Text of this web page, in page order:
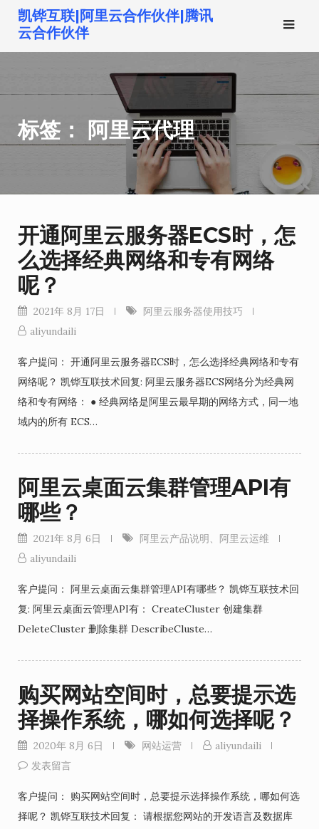
到
凯铧互联|阿里云合作伙伴|腾讯
云合作伙伴
标签： 阿里云代理
开通阿里云服务器ECS时，怎
么选择经典网络和专有网络
呢？
2021年 8月 17日
阿里云服务器使用技巧
aliyundaili
客户提问： 开通阿里云服务器ECS时，怎么选择经典网络和专有
网络呢？ 凯铧互联技术回复: 阿里云服务器ECS网络分为经典网
络和专有网络： ● 经典网络是阿里云最早期的网络方式，同一地
域内的所有 ECS…
阿里云桌面云集群管理API有
哪些？
2021年 8月 6日 阿里云产品说明、 阿里云运维
aliyundaili
客户提问： 阿里云桌面云集群管理API有哪些？ 凯铧互联技术回
复: 阿里云桌面云管理API有： CreateCluster 创建集群
DeleteCluster 删除集群 DescribeCluste…
购买网站空间时，总要提示选
择操作系统，哪如何选择呢？
2020年 8月 6日 网站运营
aliyundaili
发表留言
客户提问： 购买网站空间时，总要提示选择操作系统，哪如何选
择呢？ 凯铧互联技术回复： 请根据您网站的开发语言及数据库